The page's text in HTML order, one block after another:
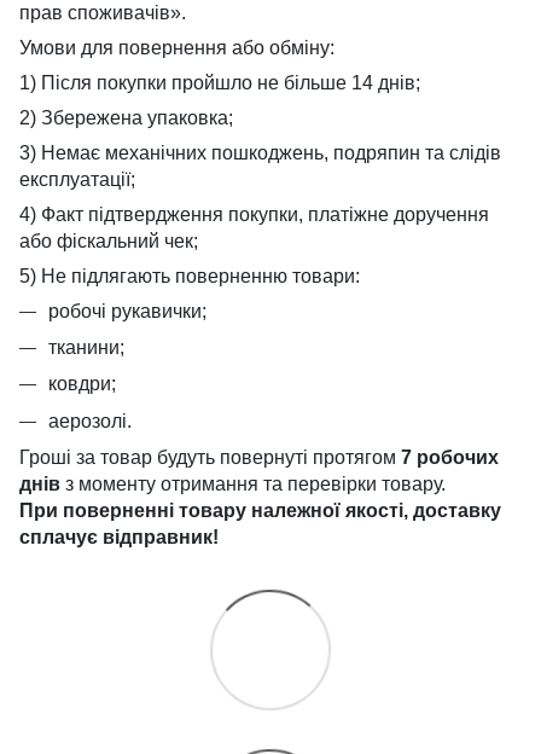
прав споживачів».
Умови для повернення або обміну:
1) Після покупки пройшло не більше 14 днів;
2) Збережена упаковка;
3) Немає механічних пошкоджень, подряпин та слідів
експлуатації;
4) Факт підтвердження покупки, платіжне доручення
або фіскальний чек;
5) Не підлягають поверненню товари:
робочі рукавички;
тканини;
ковдри;
аерозолі.
Гроші за товар будуть повернуті протягом 7 робочих
днів з моменту отримання та перевірки товару.
При поверненні товару належної якості, доставку
сплачує відправник!